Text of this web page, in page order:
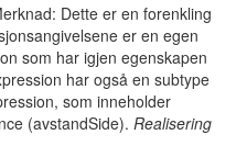
Dette er en forenkling
er en egen
som har igjen egenskapen
har også en subtype
som inneholder
(avstandSide). Realisering